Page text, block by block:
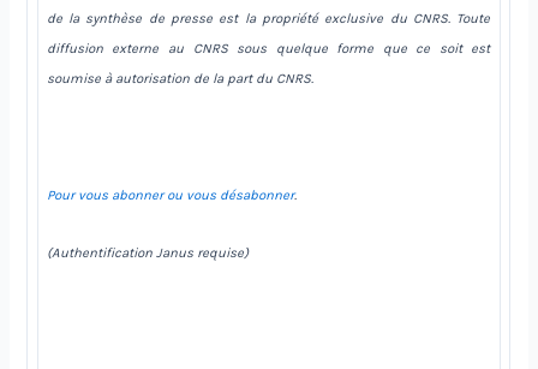
de la synthèse de presse est la propriété exclusive du CNRS. Toute
diffusion externe au CNRS sous quelque forme que ce soit est
soumise à autorisation de la part du CNRS.
Pour vous abonner ou vous désabonner.
(Authentification Janus requise)